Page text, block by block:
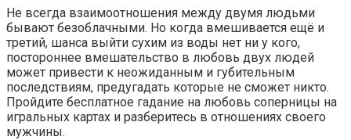
Не всегда взаимоотношения между двумя людьми
бывают безоблачными. Но когда вмешивается ещё и
третий, шанса выйти сухим из воды нет ни у кого,
постороннее вмешательство в любовь двух людей
может привести к неожиданным и губительным
последствиям, предугадать которые не сможет никто.
Пройдите бесплатное гадание на любовь соперницы на
игральных картах и разберитесь в отношениях своего
мужчины.